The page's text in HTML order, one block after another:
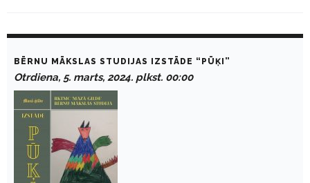
a
BĒRNU MĀKSLAS STUDIJAS IZSTĀDE “PŪĶI”
Otrdiena, 5. marts, 2024. plkst. 00:00